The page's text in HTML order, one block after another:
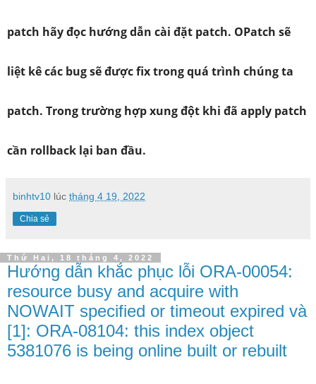
patch hãy đọc hướng dẫn cài đặt patch. OPatch sẽ
liệt kê các bug sẽ được fix trong quá trình chúng ta
patch. Trong trường hợp xung đột khi đã apply patch
cần rollback lại ban đầu.
binhtv10 lúc tháng 4 19, 2022
Chia sẻ
Thứ Hai, 18 tháng 4, 2022
Hướng dẫn khắc phục lỗi ORA-00054:
resource busy and acquire with
NOWAIT specified or timeout expired và
[1]: ORA-08104: this index object
5381076 is being online built or rebuilt